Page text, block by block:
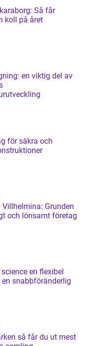
Så får
koll på året
en viktig del av
för säkra och
Grunden
och lönsamt företag
en flexibel
snabbföränderlig
ut mest